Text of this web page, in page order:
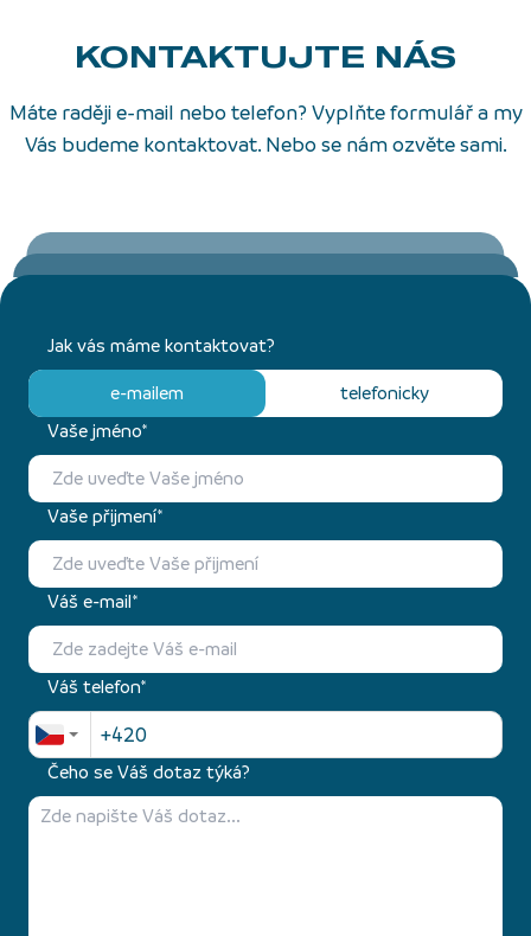
KONTAKTUJTE NÁS
Máte raději e-mail nebo telefon? Vyplňte formulář a my
Vás budeme kontaktovat. Nebo se nám ozvěte sami.
Jak vás máme kontaktovat?
e-mailem
telefonicky
Vaše jméno*
Vaše přijmení*
Váš e-mail*
Váš telefon*
Čeho se Váš dotaz týká?